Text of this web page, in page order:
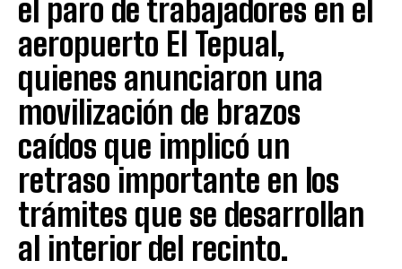
el paro de trabajadores en el
aeropuerto El Tepual,
quienes anunciaron una
movilización de brazos
caídos que implicó un
retraso importante en los
trámites que se desarrollan
al interior del recinto.